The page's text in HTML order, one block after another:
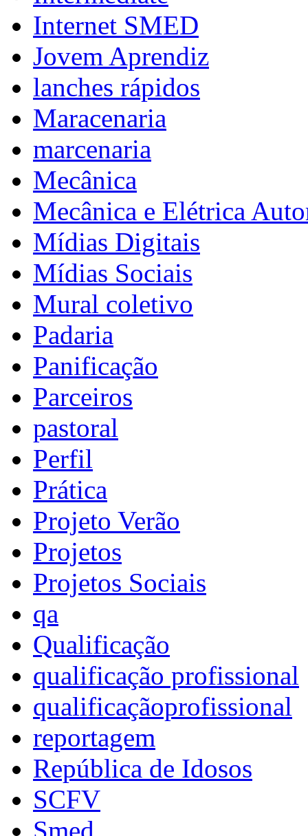
Internet SMED
Jovem Aprendiz
lanches rápidos
Maracenaria
marcenaria
Mecânica
Mecânica e Elétrica
Mídias Digitais
Mídias Sociais
Mural coletivo
Padaria
Panificação
Parceiros
pastoral
Perfil
Prática
Projeto Verão
Projetos
Projetos Sociais
qa
Qualificação
qualificação profissional
qualificaçãoprofissional
reportagem
República de Idosos
SCFV